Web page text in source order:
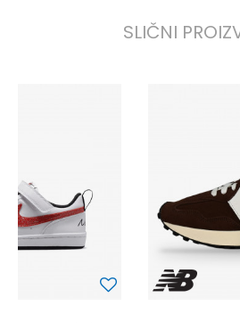
SLIČNI